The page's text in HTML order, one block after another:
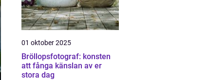
01 oktober 2025
Bröllopsfotograf: konsten
att fånga känslan av er
stora dag